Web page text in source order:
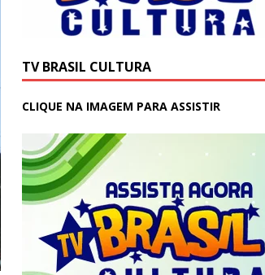
TV BRASIL CULTURA
CLIQUE NA IMAGEM PARA ASSISTIR